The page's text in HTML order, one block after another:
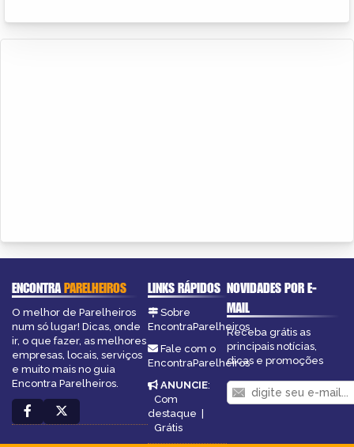
ENCONTRAPARELHEIROS
O melhor de Parelheiros
num só lugar! Dicas, onde
ir, o que fazer, as melhores
empresas, locais, serviços
e muito mais no guia
Encontra Parelheiros.
LINKS RÁPIDOS
Sobre
EncontraParelheiros
Fale com o
EncontraParelheiros
ANUNCIE:
Com
destaque |
Grátis
NOVIDADES POR E-
MAIL
Receba grátis as
principais notícias,
dicas e promoções